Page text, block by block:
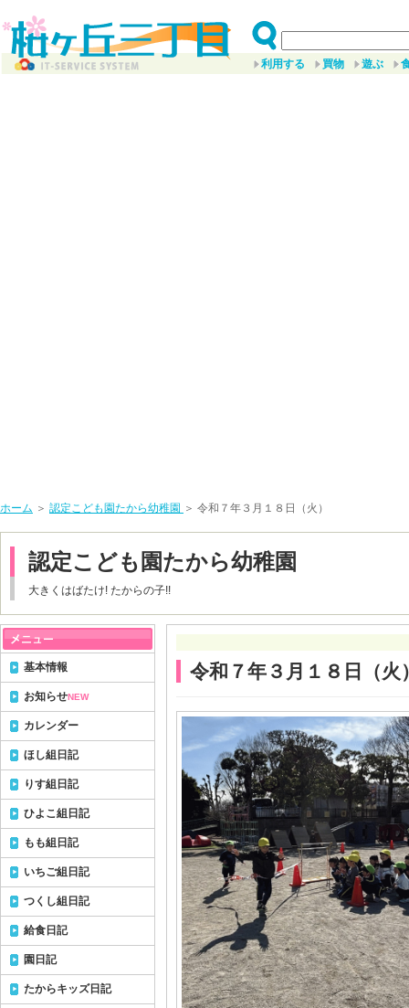
利用する 買物 遊ぶ
ホーム ＞ 認定こども園たから幼稚園 ＞ 令和７年３月１８日（火）
認定こども園たから幼稚園
大きくはばたけ! たからの子!!
令和７年３月１８日（火
基本情報
お知らせNEW
カレンダー
ほし組日記
りす組日記
ひよこ組日記
もも組日記
いちご組日記
つくし組日記
給食日記
園日記
たからキッズ日記